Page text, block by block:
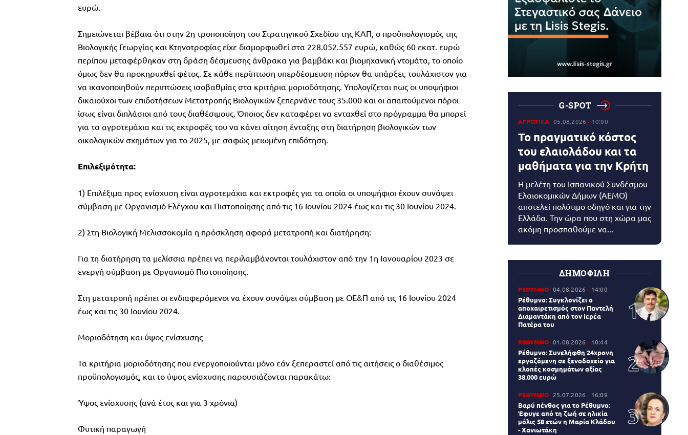
ευρώ.
Σημειώνεται βέβαια ότι στην 2η τροποποίηση του Στρατηγικού Σχεδίου της ΚΑΠ, ο προϋπολογισμός της
Βιολογικής Γεωργίας και Κτηνοτροφίας είχε διαμορφωθεί στα 228.052.557 ευρώ, καθώς 60 εκατ. ευρώ
περίπου μεταφέρθηκαν στη δράση δέσμευσης άνθρακα για βαμβάκι και βιομηχανική ντομάτα, το οποίο
όμως δεν θα προκηρυχθεί φέτος. Σε κάθε περίπτωση υπερδέσμευση πόρων θα υπάρξει, τουλάχιστον για
να ικανοποιηθούν περιπτώσεις ισοβαθμίας στα κριτήρια μοριοδότησης. Υπολογίζεται πως οι υποψήφιοι
δικαιούχοι των επιδοτήσεων Μετατροπής Βιολογικών ξεπερνάνε τους 35.000 και οι απαιτούμενοι πόροι
ίσως είναι διπλάσιοι από τους διαθέσιμους. Όποιος δεν καταφέρει να ενταχθεί στο πρόγραμμα θα μπορεί
για τα αγροτεμάχια και τις εκτροφές του να κάνει αίτηση ένταξης στη διατήρηση βιολογικών των
οικολογικών σχημάτων για το 2025, με σαφώς μειωμένη επιδότηση.
Επιλεξιμότητα:
1) Επιλέξιμα προς ενίσχυση είναι αγροτεμάχια και εκτροφές για τα οποία οι υποψήφιοι έχουν συνάψει
σύμβαση με Οργανισμό Ελέγχου και Πιστοποίησης από τις 16 Ιουνίου 2024 έως και τις 30 Ιουνίου 2024.
2) Στη Βιολογική Μελισσοκομία η πρόσκληση αφορά μετατροπή και διατήρηση:
Για τη διατήρηση τα μελίσσια πρέπει να περιλαμβάνονται τουλάχιστον από την 1η Ιανουαρίου 2023 σε
ενεργή σύμβαση με Οργανισμό Πιστοποίησης.
Στη μετατροπή πρέπει οι ενδιαφερόμενοι να έχουν συνάψει σύμβαση με ΟΕ&Π από τις 16 Ιουνίου 2024
έως και τις 30 Ιουνίου 2024.
Μοριοδότηση και ύψος ενίσχυσης
Τα κριτήρια μοριοδότησης που ενεργοποιούνται μόνο εάν ξεπεραστεί από τις αιτήσεις ο διαθέσιμος
προϋπολογισμός, και το ύψος ενίσχυσης παρουσιάζονται παρακάτω:
Ύψος ενίσχυσης (ανά έτος και για 3 χρόνια)
Φυτική παραγωγή
G-SPOT
ΑΓΡΟΤΙΚΑ 05.08.2026 10:00
Το πραγματικό κόστος
του ελαιολάδου και τα
μαθήματα για την Κρήτη
Η μελέτη του Ισπανικού Συνδέσμου
Ελαιοκομικών Δήμων (AEMO)
αποτελεί πολύτιμο οδηγό και για την
Ελλάδα. Την ώρα που στη χώρα μας
ακόμη προσπαθούμε να...
ΔΗΜΟΦΙΛΗ
ΡΕΘΥΜΝΟ 04.08.2026 14:00
Ρέθυμνο: Συγκλονίζει ο
αποχαιρετισμός στον Παντελή
Διαμαντάκη από τον Ιερέα
Πατέρα του
ΡΕΘΥΜΝΟ 01.08.2026 10:44
Ρέθυμνο: Συνελήφθη 24χρονη
εργαζόμενη σε ξενοδοχείο για
κλοπές κοσμημάτων αξίας
38.000 ευρώ
ΡΕΘΥΜΝΟ 25.07.2026 16:09
Βαρύ πένθος για το Ρέθυμνο:
Έφυγε από τη ζωή σε ηλικία
μόλις 58 ετών η Μαρία Κλάδου
- Χανιωτάκη